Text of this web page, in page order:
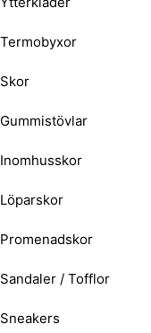
Termobyxor
Skor
Gummistövlar
Inomhusskor
Löparskor
Promenadskor
Sandaler / Tofflor
Sneakers